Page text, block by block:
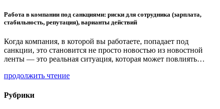
Работа в компании под санкциями: риски для сотрудника (зарплата,
стабильность, репутация), варианты действий
Когда компания, в которой вы работаете, попадает под
санкции, это становится не просто новостью из новостной
ленты — это реальная ситуация, которая может повлиять…
продолжить чтение
Рубрики